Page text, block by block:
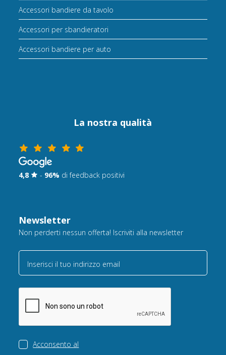
Accessori bandiere da tavolo
Accessori per sbandieratori
Accessori bandiere per auto
La nostra qualità
4,8 - 96% di feedback positivi
Newsletter
Non perderti nessun offerta! Iscriviti alla newsletter
Inserisci il tuo indirizzo email
Acconsento al